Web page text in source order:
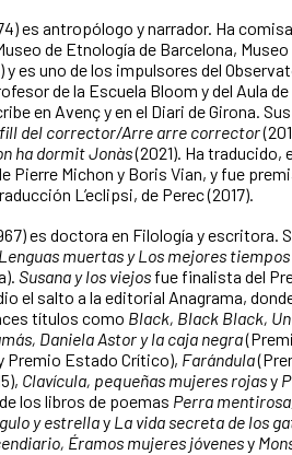
es antropólogo y narrador. Ha
de Etnología de Barcelona, Museo
y es uno de los impulsores del
de la Escuela Bloom y del Aula
en Avenç y en el Diari de Girona.
del corrector/Arre arre corrector
ha dormit Jonàs(2021). Ha traducido,
Pierre Michon y Boris Vian, y fue
L’eclipsi, de Perec (2017).
es doctora en Filología y escritora.
Lenguas muertas y Los mejores tiempos
Susana y los viejos fue finalista del
el salto a la editorial Anagrama,
títulos como Black, Black Black,
Daniela Astor y la caja negra
Premio Estado Crítico), Farándula
Clavícula, pequeñas mujeres rojasy
los libros de poemas Perra
y estrellay La vida secreta de los
Éramos mujeres jóvenesy